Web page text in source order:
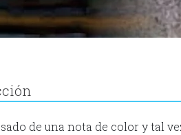
de una nota de color y tal